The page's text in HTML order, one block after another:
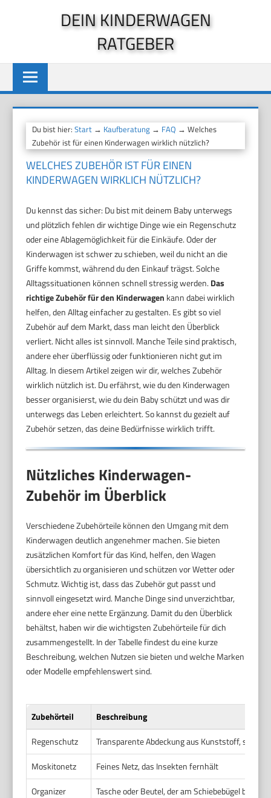
DEIN KINDERWAGEN
RATGEBER
Du bist hier:Start → Kaufberatung → FAQ → Welches
Zubehör ist für einen Kinderwagen wirklich nützlich?
WELCHES ZUBEHÖR IST FÜR EINEN
KINDERWAGEN WIRKLICH NÜTZLICH?
Du kennst das sicher: Du bist mit deinem Baby unterwegs
und plötzlich fehlen dir wichtige Dinge wie ein Regenschutz
oder eine Ablagemöglichkeit für die Einkäufe. Oder der
Kinderwagen ist schwer zu schieben, weil du nicht an die
Griffe kommst, während du den Einkauf trägst. Solche
Alltagssituationen können schnell stressig werden. Das
richtige Zubehör für den Kinderwagen kann dabei wirklich
helfen, den Alltag einfacher zu gestalten. Es gibt so viel
Zubehör auf dem Markt, dass man leicht den Überblick
verliert. Nicht alles ist sinnvoll. Manche Teile sind praktisch,
andere eher überflüssig oder funktionieren nicht gut im
Alltag. In diesem Artikel zeigen wir dir, welches Zubehör
wirklich nützlich ist. Du erfährst, wie du den Kinderwagen
besser organisierst, wie du dein Baby schützt und was dir
unterwegs das Leben erleichtert. So kannst du gezielt auf
Zubehör setzen, das deine Bedürfnisse wirklich trifft.
Nützliches Kinderwagen-
Zubehör im Überblick
Verschiedene Zubehörteile können den Umgang mit dem
Kinderwagen deutlich angenehmer machen. Sie bieten
zusätzlichen Komfort für das Kind, helfen, den Wagen
übersichtlich zu organisieren und schützen vor Wetter oder
Schmutz. Wichtig ist, dass das Zubehör gut passt und
sinnvoll eingesetzt wird. Manche Dinge sind unverzichtbar,
andere eher eine nette Ergänzung. Damit du den Überblick
behältst, haben wir die wichtigsten Zubehörteile für dich
zusammengestellt. In der Tabelle findest du eine kurze
Beschreibung, welchen Nutzen sie bieten und welche Marken
oder Modelle empfehlenswert sind.
Zubehörteil
Beschreibung
Regenschutz
Transparente Abdeckung aus Kunststoff,
Moskitonetz
Feines Netz, das Insekten fernhält
Organizer
Tasche oder Beutel, der am Schiebebügel